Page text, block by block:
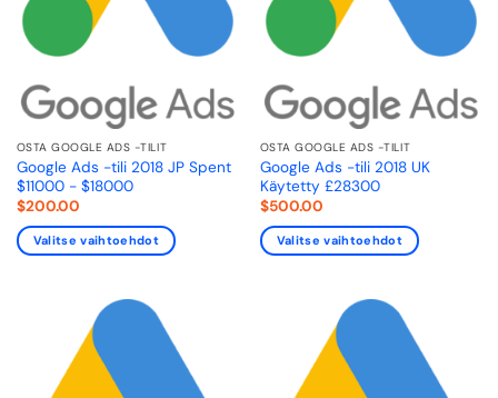
OSTA GOOGLE ADS -TILIT
Google Ads -tili 2018 JP Spent
$11000 - $18000
$200.00
Valitse vaihtoehdot
OSTA GOOGLE ADS -TILIT
Google Ads -tili 2018 UK
Käytetty £28300
$500.00
Valitse vaihtoehdot